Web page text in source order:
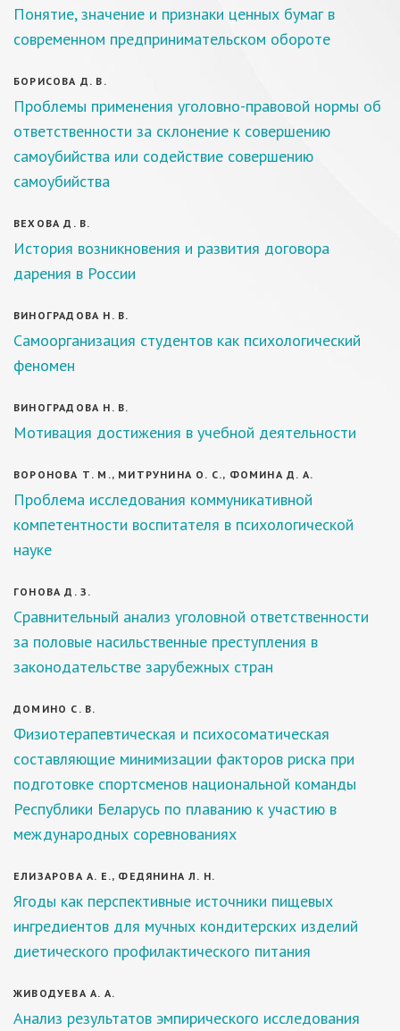
Понятие, значение и признаки ценных бумаг в
современном предпринимательском обороте
БОРИСОВА Д. В.
Проблемы применения уголовно-правовой нормы об
ответственности за склонение к совершению
самоубийства или содействие совершению
самоубийства
ВЕХОВА Д. В.
История возникновения и развития договора
дарения в России
ВИНОГРАДОВА Н. В.
Самоорганизация студентов как психологический
феномен
ВИНОГРАДОВА Н. В.
Мотивация достижения в учебной деятельности
ВОРОНОВА Т. М., МИТРУНИНА О. С., ФОМИНА Д. А.
Проблема исследования коммуникативной
компетентности воспитателя в психологической
науке
ГОНОВА Д. З.
Сравнительный анализ уголовной ответственности
за половые насильственные преступления в
законодательстве зарубежных стран
ДОМИНО С. В.
Физиотерапевтическая и психосоматическая
составляющие минимизации факторов риска при
подготовке спортсменов национальной команды
Республики Беларусь по плаванию к участию в
международных соревнованиях
ЕЛИЗАРОВА А. Е., ФЕДЯНИНА Л. Н.
Ягоды как перспективные источники пищевых
ингредиентов для мучных кондитерских изделий
диетического профилактического питания
ЖИВОДУЕВА А. А.
Анализ результатов эмпирического исследования